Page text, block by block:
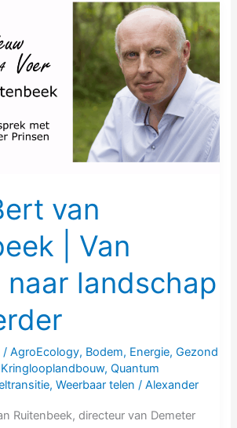
van
| Van
naar landschap
/AgroEcology, Bodem, Energie,Gezond
Kringlooplandbouw,Quantum
,Weerbaar telen /Alexander
Ruitenbeek, directeur van Demeter